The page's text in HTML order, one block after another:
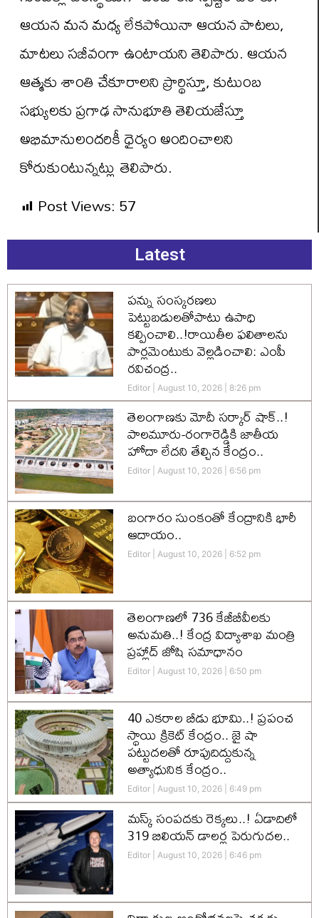
ఆయన మన మధ్య లేకపోయినా ఆయన పాటలు,
మాటలు సజీవంగా ఉంటాయని తెలిపారు. ఆయన
ఆత్మకు శాంతి చేకూరాలని ప్రార్థిస్తూ, కుటుంబ
సభ్యులకు ప్రగాఢ సానుభూతి తెలియజేస్తూ
అభిమానులందరికీ ధైర్యం అందించాలని
కోరుకుంటున్నట్లు తెలిపారు.
Post Views:57
Latest
పన్ను సంస్కరణలు
పెట్టుబడులతోపాటు ఉపాధి
కల్పించాలి..!రాయితీల ఫలితాలను
పార్లమెంటుకు వెల్లడించాలి: ఎంపీ
రవిచంద్ర..
Editor August 10, 2026 8:26 pm
తెలంగాణకు మోదీ సర్కార్ షాక్..!
పాలమూరు-రంగారెడ్డికి జాతీయ
హోదా లేదని తేల్చిన కేంద్రం..
Editor August 10, 2026 6:56 pm
బంగారం సుంకంతో కేంద్రానికి భారీ
ఆదాయం..
Editor August 10, 2026 6:52 pm
తెలంగాణలో 736 కేజీబీవీలకు
అనుమతి..! కేంద్ర విద్యాశాఖ మంత్రి
ప్రహ్లాద్ జోషి సమాధానం
Editor August 10, 2026 6:50 pm
40 ఎకరాల బీడు భూమి..! ప్రపంచ
స్థాయి క్రికెట్‌ కేంద్రం.. జై షా
పట్టుదలతో రూపుదిద్దుకున్న
అత్యాధునిక కేంద్రం..
Editor August 10, 2026 6:49 pm
మస్క్‌ సంపదకు రెక్కలు..! ఏడాదిలో
319 బిలియన్‌ డాలర్ల పెరుగుదల..
Editor August 10, 2026 6:46 pm